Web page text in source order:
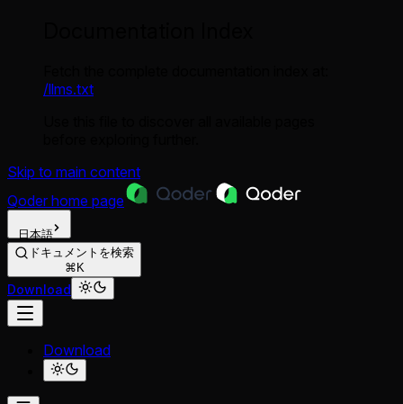
/llms.txt
Skip to main content
Qoder home page
日本語
ドキュメントを検索
⌘K
Download
Download